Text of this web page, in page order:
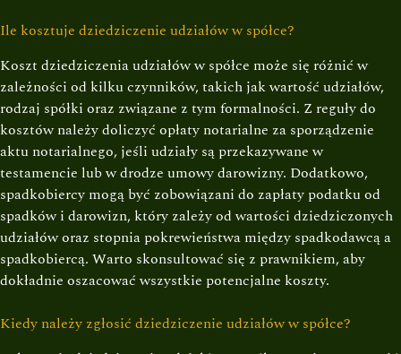
Ile kosztuje dziedziczenie udziałów w spółce?
Koszt dziedziczenia udziałów w spółce może się różnić w
zależności od kilku czynników, takich jak wartość udziałów,
rodzaj spółki oraz związane z tym formalności. Z reguły do
kosztów należy doliczyć opłaty notarialne za sporządzenie
aktu notarialnego, jeśli udziały są przekazywane w
testamencie lub w drodze umowy darowizny. Dodatkowo,
spadkobiercy mogą być zobowiązani do zapłaty podatku od
spadków i darowizn, który zależy od wartości dziedziczonych
udziałów oraz stopnia pokrewieństwa między spadkodawcą a
spadkobiercą. Warto skonsultować się z prawnikiem, aby
dokładnie oszacować wszystkie potencjalne koszty.
Kiedy należy zgłosić dziedziczenie udziałów w spółce?